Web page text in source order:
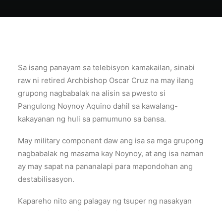
Sa isang panayam sa telebisyon kamakailan, sinabi
raw ni retired Archbishop Oscar Cruz na may ilang
grupong nagbabalak na alisin sa pwesto si
Pangulong Noynoy Aquino dahil sa kawalang-
kakayanan ng huli sa pamumuno sa bansa.
May military component daw ang isa sa mga grupong
nagbabalak ng masama kay Noynoy, at ang isa naman
ay may sapat na pananalapi para mapondohan ang
destabilisasyon.
Kapareho nito ang palagay ng tsuper ng nasakyan